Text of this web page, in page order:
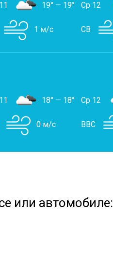
19° — 19°
1 м/с
Ср 12
СВ
18° — 18°
0 м/с
Ср 12
ВВС
или автомобиле: